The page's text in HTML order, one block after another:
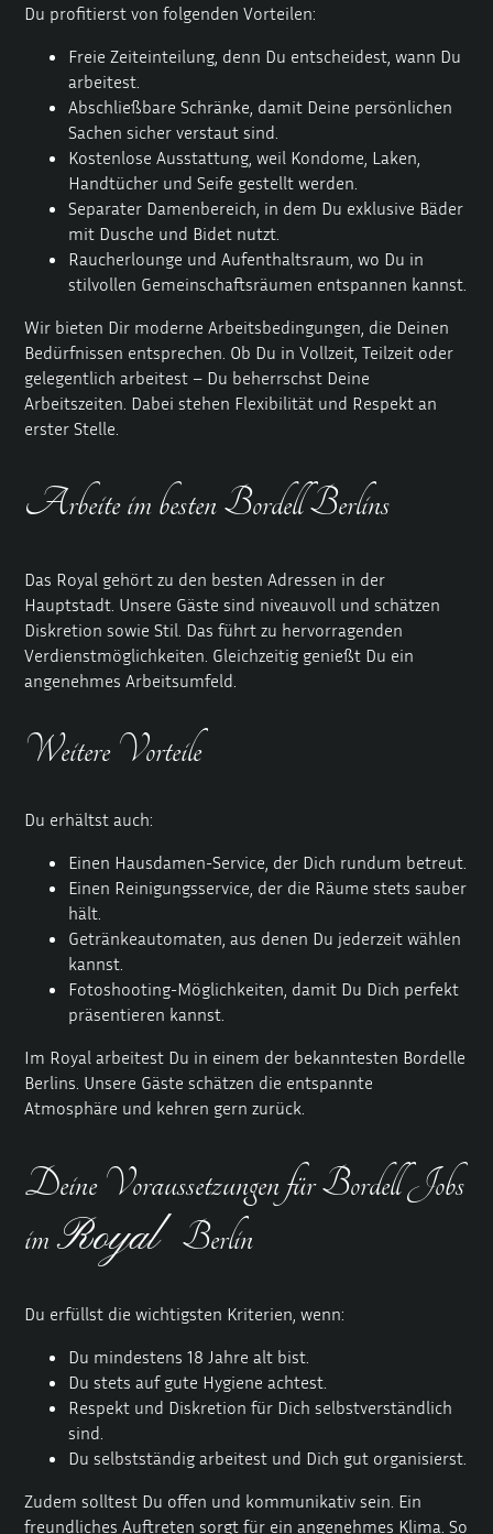
Du profitierst von folgenden Vorteilen:
Freie Zeiteinteilung, denn Du entscheidest, wann Du
arbeitest.
Abschließbare Schränke, damit Deine persönlichen
Sachen sicher verstaut sind.
Kostenlose Ausstattung, weil Kondome, Laken,
Handtücher und Seife gestellt werden.
Separater Damenbereich, in dem Du exklusive Bäder
mit Dusche und Bidet nutzt.
Raucherlounge und Aufenthaltsraum, wo Du in
stilvollen Gemeinschaftsräumen entspannen kannst.
Wir bieten Dir moderne Arbeitsbedingungen, die Deinen
Bedürfnissen entsprechen. Ob Du in Vollzeit, Teilzeit oder
gelegentlich arbeitest – Du beherrschst Deine
Arbeitszeiten. Dabei stehen Flexibilität und Respekt an
erster Stelle.
Arbeite im besten Bordell Berlins
Das Royal gehört zu den besten Adressen in der
Hauptstadt. Unsere Gäste sind niveauvoll und schätzen
Diskretion sowie Stil. Das führt zu hervorragenden
Verdienstmöglichkeiten. Gleichzeitig genießt Du ein
angenehmes Arbeitsumfeld.
Weitere Vorteile
Du erhältst auch:
Einen Hausdamen-Service, der Dich rundum betreut.
Einen Reinigungsservice, der die Räume stets sauber
hält.
Getränkeautomaten, aus denen Du jederzeit wählen
kannst.
Fotoshooting-Möglichkeiten, damit Du Dich perfekt
präsentieren kannst.
Im Royal arbeitest Du in einem der bekanntesten Bordelle
Berlins. Unsere Gäste schätzen die entspannte
Atmosphäre und kehren gern zurück.
Deine Voraussetzungen für Bordell Jobs
imRoyal Berlin
Du erfüllst die wichtigsten Kriterien, wenn:
Du mindestens 18 Jahre alt bist.
Du stets auf gute Hygiene achtest.
Respekt und Diskretion für Dich selbstverständlich
sind.
Du selbstständig arbeitest und Dich gut organisierst.
Zudem solltest Du offen und kommunikativ sein. Ein
freundliches Auftreten sorgt für ein angenehmes Klima. So